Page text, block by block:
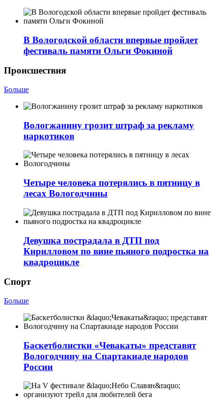
В Вологодской области впервые пройдет
фестиваль памяти Ольги Фокиной
Происшествия
Больше
Вологжанину грозит штраф за рекламу
наркотиков
Четыре человека потерялись в пятницу в
лесах Вологодчины
Девушка пострадала в ДТП под
Кирилловом по вине пьяного подростка на
квадроцикле
Спорт
Больше
Баскетболистки «Чевакаты» представят
Вологодчину на Спартакиаде народов
России